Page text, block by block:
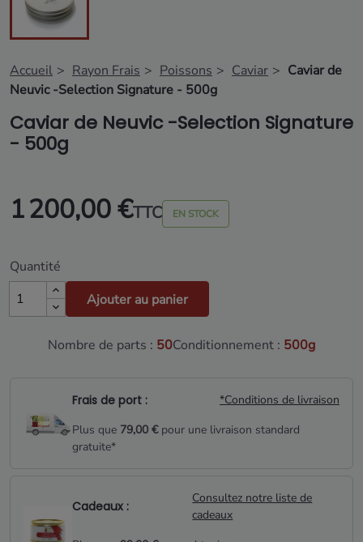
Accueil Rayon Frais Poissons Caviar
Caviar de
Neuvic -Selection Signature - 500g
Caviar de Neuvic -Selection Signature
- 500g
1 200,00 €TTC EN STOCK
Quantité
Ajouter au panier
Nombre de parts : 50Conditionnement : 500g
Frais de port :
*Conditions de livraison
Plus que 79,00 €pour une livraison standard
gratuite*
Cadeaux :
Consultez notre liste de
cadeaux